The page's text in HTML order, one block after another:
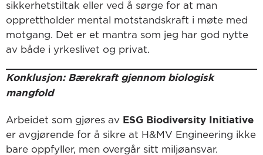
sikkerhetstiltak eller ved å sørge for at man
opprettholder mental motstandskraft i møte med
motgang. Det er et mantra som jeg har god nytte
av både i yrkeslivet og privat.
Konklusjon: Bærekraft gjennom biologisk
mangfold
Arbeidet som gjøres av ESG Biodiversity Initiative
er avgjørende for å sikre at H&MV Engineering ikke
bare oppfyller, men overgår sitt miljøansvar.